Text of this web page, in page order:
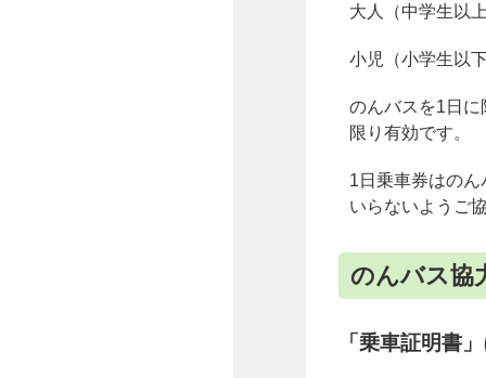
大人（中学生以
小児（小学生以
のんバスを1日
限り有効です。
1日乗車券はの
いらないようご
のんバス協
「乗車証明書